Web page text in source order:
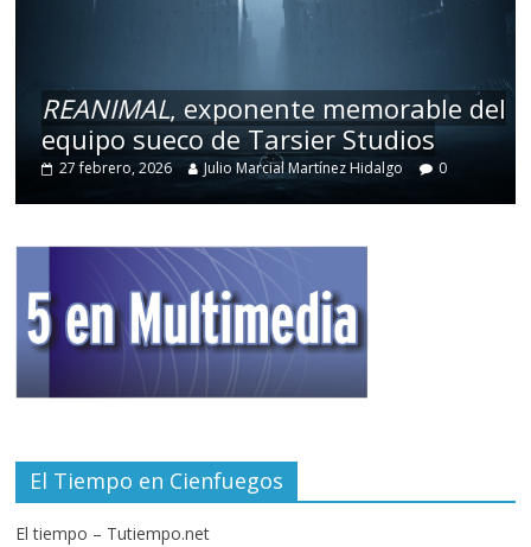
REANIMAL, exponente memorable del
equipo sueco de Tarsier Studios
27 febrero, 2026 Julio Marcial Martínez Hidalgo 0
El Tiempo en Cienfuegos
El tiempo – Tutiempo.net